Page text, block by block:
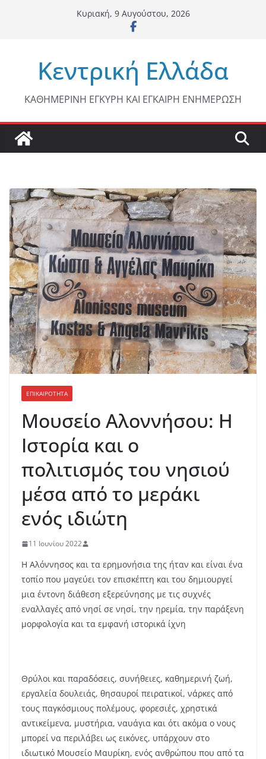
Κυριακή, 9 Αυγούστου, 2026
Κεντρική Ελλάδα
ΚΑΘΗΜΕΡΙΝΗ ΕΓΚΥΡΗ ΚΑΙ ΕΓΚΑΙΡΗ ΕΝΗΜΕΡΩΣΗ
ΕΠΙΚΑΙΡΟΤΗΤΑ
Μουσείο Αλοννήσου: Η
Ιστορία και ο
πολιτισμός του νησιού
μέσα από το μεράκι
ενός ιδιώτη
11 Ιουνίου 2022
Η Αλόννησος και τα ερημονήσια της ήταν και είναι ένα
τοπίο που μαγεύει τον επισκέπτη και του δημιουργεί
μια έντονη διάθεση εξερεύνησης με τις συχνές
εναλλαγές από νησί σε νησί, την ηρεμία, την παράξενη
μορφολογία και τα εμφανή ιστορικά ίχνη
Θρύλοι και παραδόσεις, συνήθειες, καθημερινή ζωή,
εργαλεία δουλειάς, θησαυροί πειρατικοί, νάρκες από
τους παγκόσμιους πολέμους, φορεσιές, χρηστικά
αντικείμενα, μυστήρια, ναυάγια και ότι ακόμα ο νους
μπορεί να περιλάβει ως εικόνες, υπάρχουν στο
ιδιωτικό Μουσείο Μαυρίκη, ενός ανθρώπου που από τα